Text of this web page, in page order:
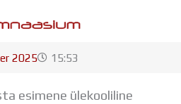
2025 15:53
esimene ülekooliline